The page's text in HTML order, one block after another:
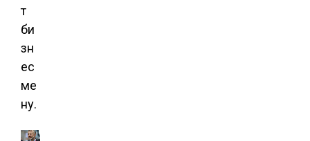
т
би
зн
ес
ме
ну.